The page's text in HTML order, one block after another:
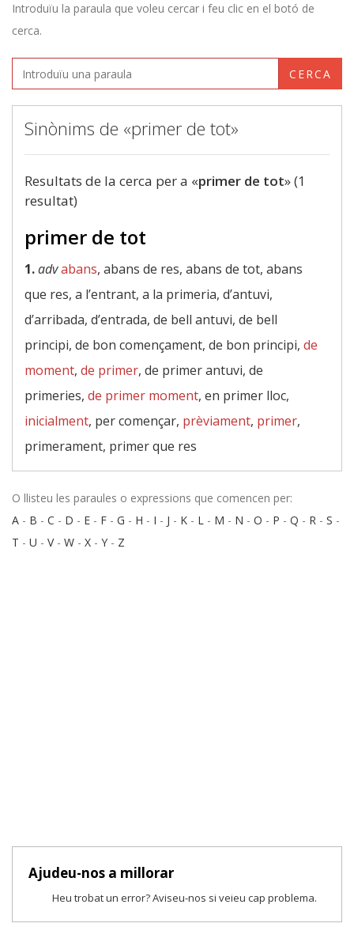
Introduïu la paraula que voleu cercar i feu clic en el botó de
cerca.
CERCA
Sinònims de «primer de tot»
Resultats de la cerca per a «primer de tot» (1
resultat)
primer de tot
1.advabans, abans de res, abans de tot, abans
que res, a l’entrant, a la primeria, d’antuvi,
d’arribada, d’entrada, de bell antuvi, de bell
principi, de bon començament, de bon principi, de
moment, de primer, de primer antuvi, de
primeries, de primer moment, en primer lloc,
inicialment, per començar, prèviament, primer,
primerament, primer que res
O llisteu les paraules o expressions que comencen per:
A - B - C - D - E - F - G - H - I - J - K - L - M - N - O - P - Q - R - S -
T - U - V- W - X - Y - Z
Ajudeu-nos a millorar
Heu trobat un error? Aviseu-nos si veieu cap problema.